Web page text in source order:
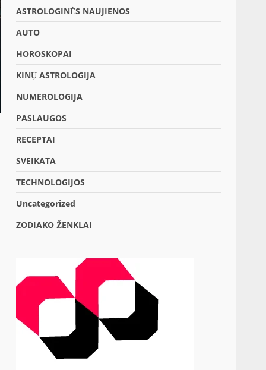
ASTROLOGINĖS NAUJIENOS
AUTO
HOROSKOPAI
KINŲ ASTROLOGIJA
NUMEROLOGIJA
PASLAUGOS
RECEPTAI
SVEIKATA
TECHNOLOGIJOS
Uncategorized
ZODIAKO ŽENKLAI